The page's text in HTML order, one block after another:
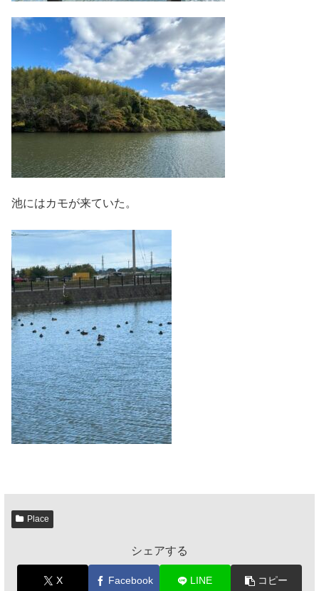
池にはカモが来ていた。
Place
シェアする
X Facebook LINE コピー